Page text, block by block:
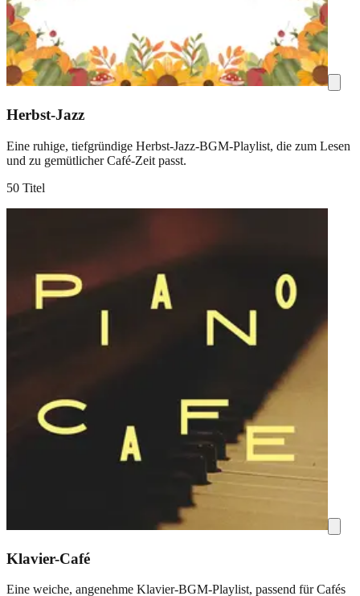
Herbst-Jazz
Eine ruhige, tiefgründige Herbst-Jazz-BGM-Playlist, die zum Lesen
und zu gemütlicher Café-Zeit passt.
50 Titel
Klavier-Café
Eine weiche, angenehme Klavier-BGM-Playlist, passend für Cafés